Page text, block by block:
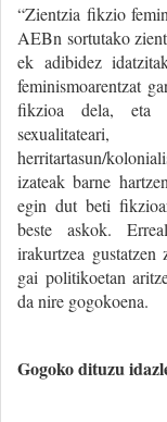
“Zientzia fikzio
AEBn sortutako
ek adibidez
feminismoarentzat
fikzioa dela, eta
herritartasun/
izateak barne
egin dut beti
beste askok.
irakurtzea
gai politikoetan
da nire gogokoena.
Gogoko dituzu